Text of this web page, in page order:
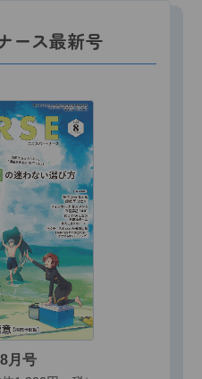
ース最新号
月号